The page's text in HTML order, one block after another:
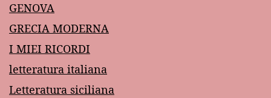
GENOVA
GRECIA MODERNA
I MIEI RICORDI
letteratura italiana
Letteratura siciliana